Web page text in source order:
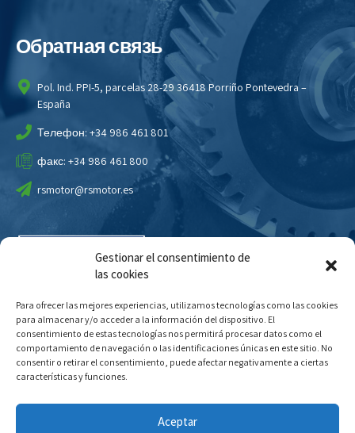
Gestionar el consentimiento de
las cookies
Para ofrecer las mejores experiencias, utilizamos tecnologías como las cookies
para almacenar y/o acceder a la información del dispositivo. El
consentimiento de estas tecnologías nos permitirá procesar datos como el
comportamiento de navegación o las identificaciones únicas en este sitio. No
consentir o retirar el consentimiento, puede afectar negativamente a ciertas
características y funciones.
Aceptar
Обратная связь
Pol. Ind. PPI-5, parcelas 28-29 36418 Porriño Pontevedra –
España
Телефон: +34 986 461 801
факс: +34 986 461 800
rsmotor@rsmotor.es